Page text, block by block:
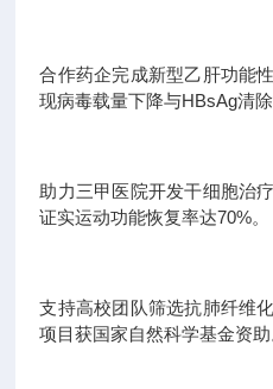
合作药企完成新型乙肝功能
现病毒载量下降与HBsAg清除
助力三甲医院开发干细胞治
证实运动功能恢复率达70%。
支持高校团队筛选抗肺纤维
项目获国家自然科学基金资助